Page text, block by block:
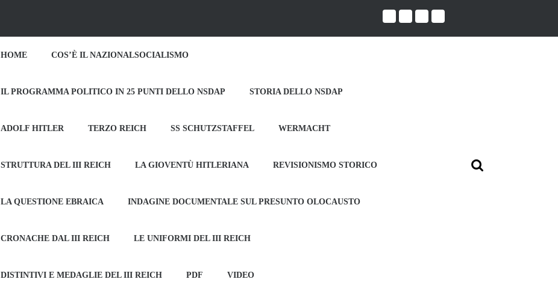
HOME COS’È IL NAZIONALSOCIALISMO
IL PROGRAMMA POLITICO IN 25 PUNTI DELLO NSDAP STORIA DELLO NSDAP
ADOLF HITLER TERZO REICH SS SCHUTZSTAFFEL WERMACHT
STRUTTURA DEL III REICH LA GIOVENTÙ HITLERIANA REVISIONISMO STORICO
LA QUESTIONE EBRAICA INDAGINE DOCUMENTALE SUL PRESUNTO OLOCAUSTO
CRONACHE DAL III REICH LE UNIFORMI DEL III REICH
DISTINTIVI E MEDAGLIE DEL III REICH PDF VIDEO
Search